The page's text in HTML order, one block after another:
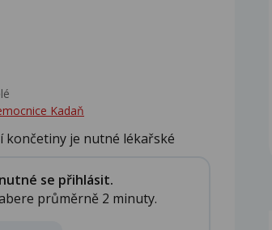
Kadaň
končetiny je nutné lékařské
se přihlásit.
průměrně 2 minuty.